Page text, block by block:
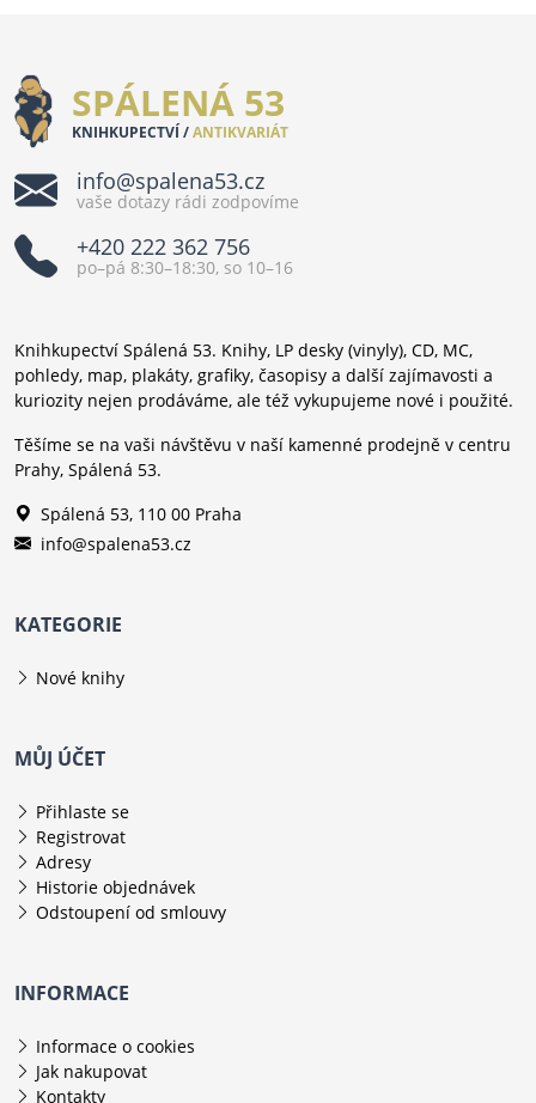
SPÁLENÁ 53
KNIHKUPECTVÍ /ANTIKVARIÁT
info@spalena53.cz
vaše dotazy rádi zodpovíme
+420 222 362 756
po–pá 8:30–18:30, so 10–16
Knihkupectví Spálená 53. Knihy, LP desky (vinyly), CD, MC,
pohledy, map, plakáty, grafiky, časopisy a další zajímavosti a
kuriozity nejen prodáváme, ale též vykupujeme nové i použité.
Těšíme se na vaši návštěvu v naší kamenné prodejně v centru
Prahy, Spálená 53.
Spálená 53, 110 00 Praha
info@spalena53.cz
KATEGORIE
Nové knihy
MŮJ ÚČET
Přihlaste se
Registrovat
Adresy
Historie objednávek
Odstoupení od smlouvy
INFORMACE
Informace o cookies
Jak nakupovat
Kontakty